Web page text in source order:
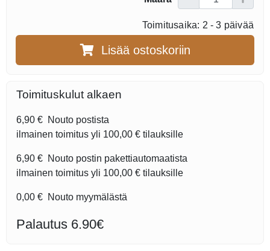
Toimitusaika: 2 - 3 päivää
Lisää ostoskoriin
Toimituskulut alkaen
6,90 € Nouto postista
ilmainen toimitus yli 100,00 € tilauksille
6,90 € Nouto postin pakettiautomaatista
ilmainen toimitus yli 100,00 € tilauksille
0,00 € Nouto myymälästä
Palautus 6.90€